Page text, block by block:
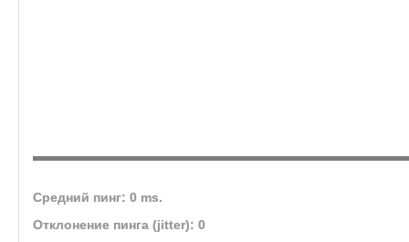
Средний пинг: 0 ms.
Отклонение пинга (jitter): 0